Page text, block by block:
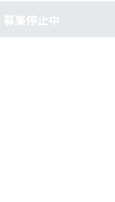
の開発・提供 ・ブロック
盤「blockchainBASE
募集停止中